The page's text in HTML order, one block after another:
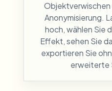
Anonymisierung.
hoch, wählen Sie
Effekt, sehen Sie
exportieren Sie
erweiterte